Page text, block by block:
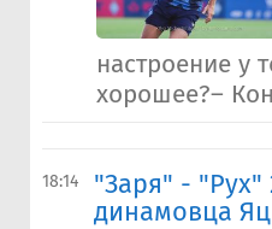
настроение у
хорошее?–
18:14
"Заря" - "Рух"
динамовца